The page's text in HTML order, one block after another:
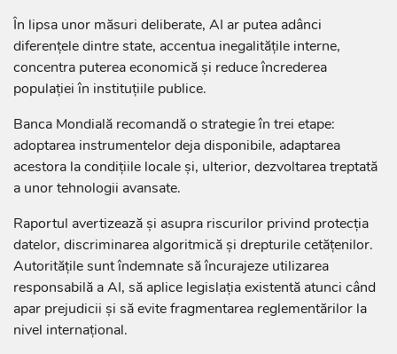
În lipsa unor măsuri deliberate, AI ar putea adânci
diferențele dintre state, accentua inegalitățile interne,
concentra puterea economică și reduce încrederea
populației în instituțiile publice.
Banca Mondială recomandă o strategie în trei etape:
adoptarea instrumentelor deja disponibile, adaptarea
acestora la condițiile locale și, ulterior, dezvoltarea treptată
a unor tehnologii avansate.
Raportul avertizează și asupra riscurilor privind protecția
datelor, discriminarea algoritmică și drepturile cetățenilor.
Autoritățile sunt îndemnate să încurajeze utilizarea
responsabilă a AI, să aplice legislația existentă atunci când
apar prejudicii și să evite fragmentarea reglementărilor la
nivel internațional.